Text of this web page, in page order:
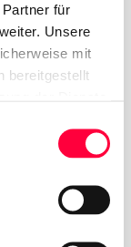
für
Unsere
mit
bereitgestellt
nutzen.
direkten
festlegen.